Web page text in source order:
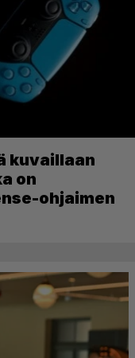
kuvaillaan
on
ohjaimen